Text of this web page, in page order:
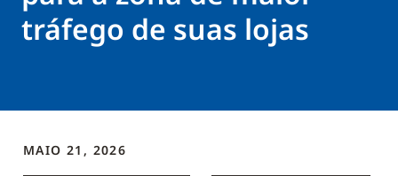
tráfego de suas lojas
MAIO 21, 2026